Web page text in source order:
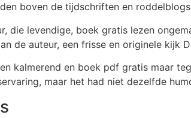
boven de tijdschriften en
die levendige, boek gratis lezen
de auteur, een frisse en originele kijk
kalmerend en boek pdf gratis maar
maar het had niet dezelfde